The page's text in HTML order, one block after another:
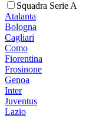
Squadra Serie A
Atalanta
Bologna
Cagliari
Como
Fiorentina
Frosinone
Genoa
Inter
Juventus
Lazio